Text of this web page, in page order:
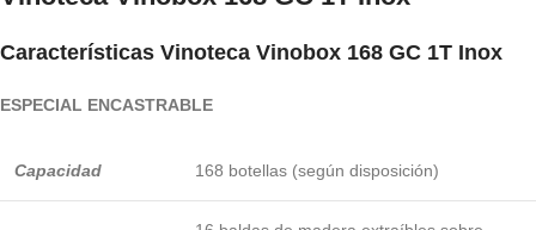
Características Vinoteca Vinobox 168 GC 1T Inox
ESPECIAL ENCASTRABLE
Capacidad 168 botellas (según disposición)